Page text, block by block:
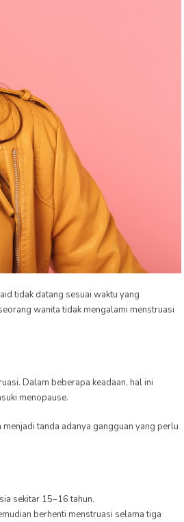
tidak datang sesuai waktu yang
wanita tidak mengalami menstruasi
Dalam beberapa keadaan, hal ini
menopause.
tanda adanya gangguan yang perlu
sekitar 15–16 tahun.
berhenti menstruasi selama tiga